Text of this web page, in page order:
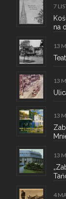
7
na
13
13
13
13
4